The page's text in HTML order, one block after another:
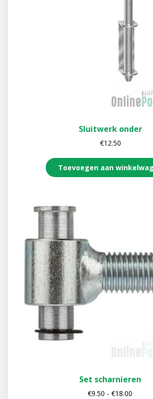
Sluitwerk onder
€12.50
Toevoegen aan
Set scharnieren
€9.50 - €18.00